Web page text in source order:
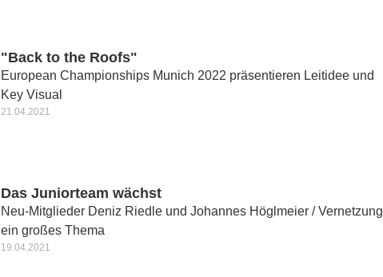
"Back to the Roofs"
European Championships Munich 2022 präsentieren Leitidee und
Key Visual
21.04.2021
Das Juniorteam wächst
Neu-Mitglieder Deniz Riedle und Johannes Höglmeier / Vernetzung
ein großes Thema
19.04.2021